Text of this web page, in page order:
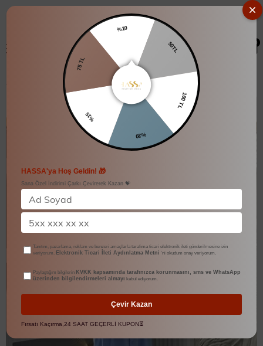
0
Lilyum Elbise
%10
50TL
100 TL
%20
%15
75 TL
HASSA'ya Hoş Geldin! 🎁
Sana Özel İndirimi Çarkı Çevirerek Kazan 💝
Tanıtım, pazarlama, reklam ve benzeri amaçlarla tarafıma ticari elektronik ileti gönderilmesine izin
veriyorum. Elektronik Ticari İleti Aydınlatma Metni 'ni okudum onay veriyorum.
Paylaştığım bilgilerin KVKK kapsamında tarafınızca korunmasını, sms ve WhatsApp
üzerinden bilgilendirmeleri almayı kabul ediyorum.
Çevir Kazan
Fırsatı Kaçırma,24 SAAT GEÇERLİ KUPON⏳